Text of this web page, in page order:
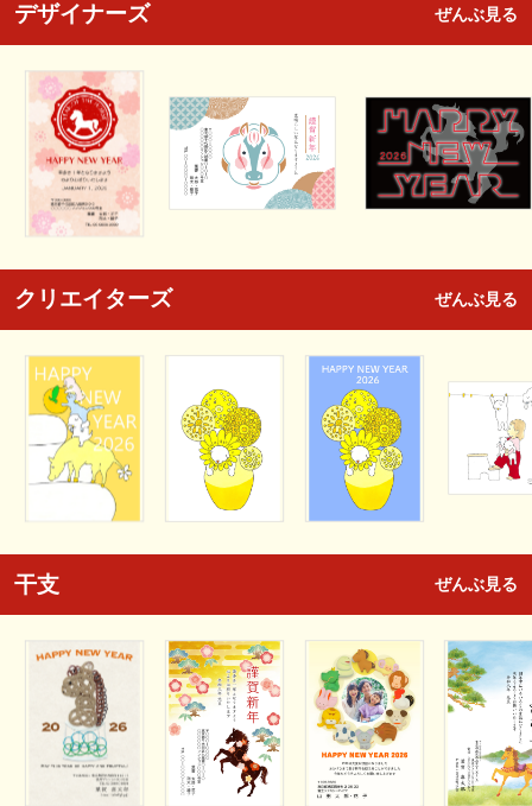
デザイナーズ ぜんぶ見る
クリエイターズ ぜんぶ見る
干支 ぜんぶ見る